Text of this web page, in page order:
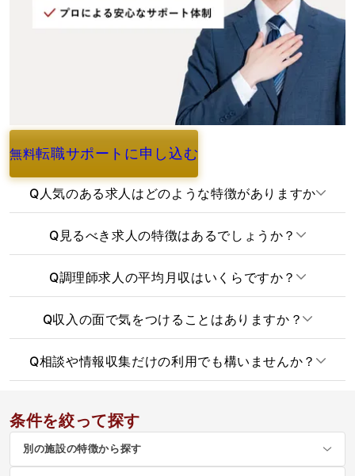
無料転職サポートに申し込む
よくあるご質問
Q 人気のある求人はどのような特徴がありますか
Q 見るべき求人の特徴はあるでしょうか？
Q調理師求人の平均月収はいくらですか？
Q収入の面で気をつけることはありますか？
Q相談や情報収集だけの利用でも構いませんか？
条件を絞って探す
別の施設の特徴から探す